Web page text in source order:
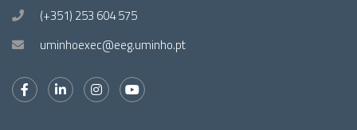
(+351) 253 604 575
uminhoexec@eeg.uminho.pt